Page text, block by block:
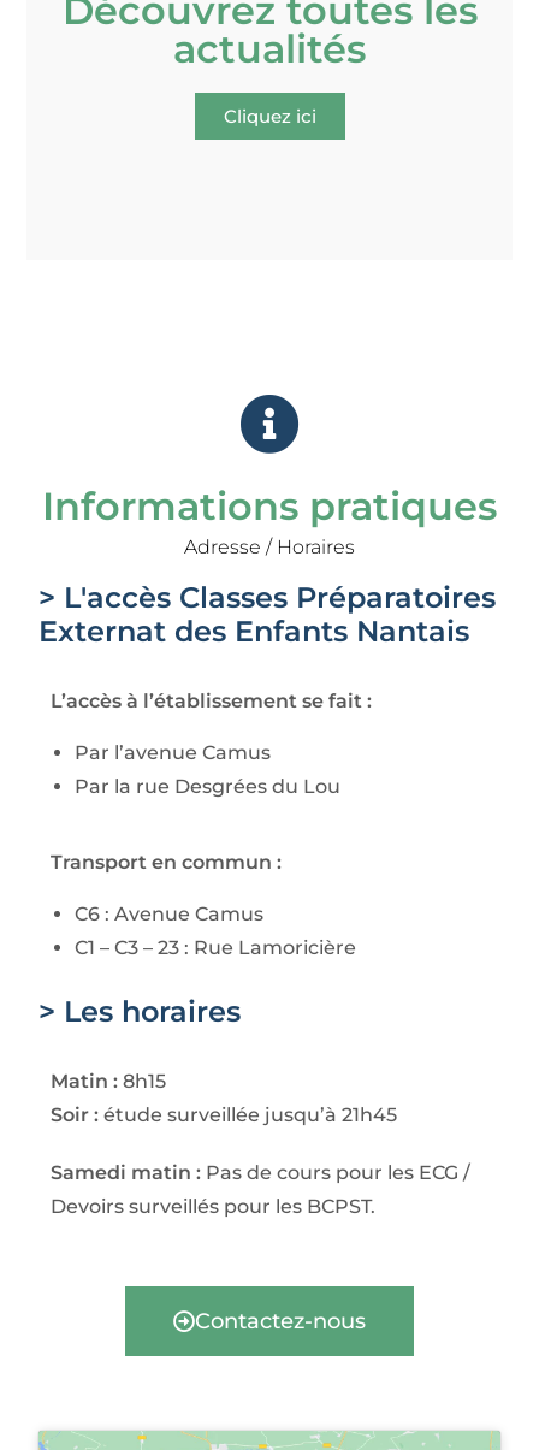
Découvrez toutes les
actualités
Cliquez ici
Informations pratiques
Adresse / Horaires
> L'accès Classes Préparatoires
Externat des Enfants Nantais
L’accès à l’établissement se fait :
Par l’avenue Camus
Par la rue Desgrées du Lou
Transport en commun :
C6 : Avenue Camus
C1 – C3 – 23 : Rue Lamoricière
> Les horaires
Matin :8h15
Soir :étude surveillée jusqu’à 21h45
Samedi matin : Pas de cours pour les ECG /
Devoirs surveillés pour les BCPST.
Contactez-nous